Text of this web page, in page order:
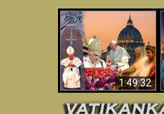
1:49:32
Wahyu di Vatikan
Sekarang